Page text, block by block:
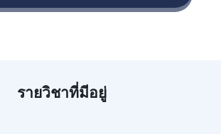
รายวิชาที่มีอยู่